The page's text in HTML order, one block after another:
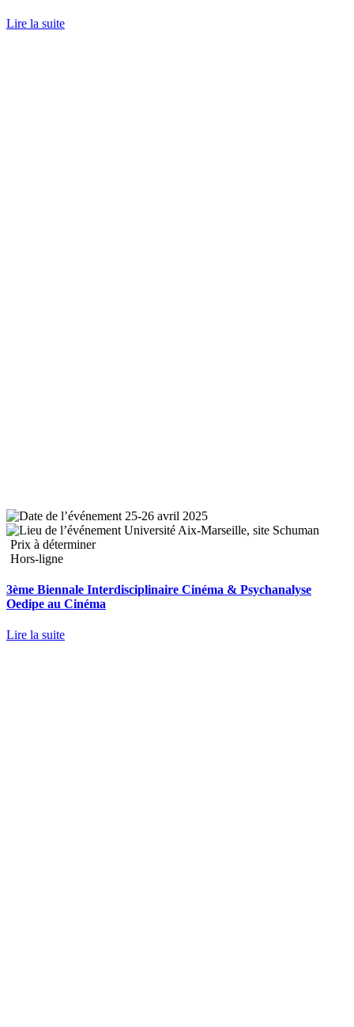
Lire la suite
25-26 avril 2025
Université Aix-Marseille, site Schuman
Prix à déterminer
Hors-ligne
3ème Biennale Interdisciplinaire Cinéma & Psychanalyse
Oedipe au Cinéma
Lire la suite